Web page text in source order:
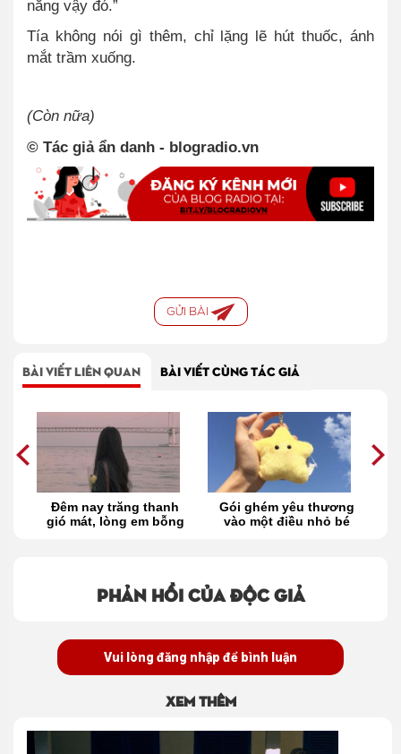
năng vậy đó.”
Tía không nói gì thêm, chỉ lặng lẽ hút thuốc, ánh
mắt trầm xuống.
(Còn nữa)
© Tác giả ẩn danh - blogradio.vn
GỬI BÀI
BÀI VIẾT LIÊN QUAN BÀI VIẾT CÙNG TÁC GIẢ
Gói ghém yêu thương
vào một điều nhỏ bé
Ai rồi cũng sẽ trở
thành 'người cũ' của
Phản hồi của độc giả
Vui lòng đăng nhập để bình luận
Xem thêm